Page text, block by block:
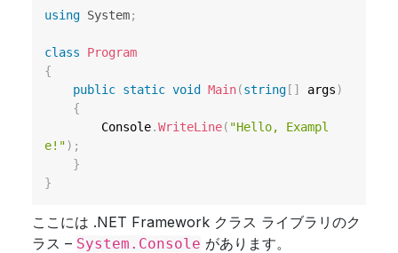
using System;
class
Program
{
public static void Main(string [ ] args)
{
        Console
.WriteLine( "Hello, Exampl
e!") ;
}
}
ここには .NET Framework クラス ライブラリのク
ラス – System.Console があります。